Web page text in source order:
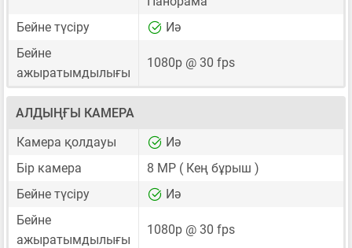
Бейне түсіру
Иә
Бейне
ажыратымдылығы
1080p @ 30 fps
АЛДЫҢҒЫ КАМЕРА
Камера қолдауы
Иә
Бір камера
8 MP ( Кең бұрыш )
Бейне түсіру
Иә
Бейне
ажыратымдылығы
1080p @ 30 fps